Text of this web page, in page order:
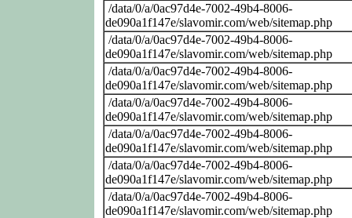
/data/0/a/0ac97d4e-7002-49b4-8006-
de090a1f147e/slavomir.com/web/sitemap.php
/data/0/a/0ac97d4e-7002-49b4-8006-
de090a1f147e/slavomir.com/web/sitemap.php
/data/0/a/0ac97d4e-7002-49b4-8006-
de090a1f147e/slavomir.com/web/sitemap.php
/data/0/a/0ac97d4e-7002-49b4-8006-
de090a1f147e/slavomir.com/web/sitemap.php
/data/0/a/0ac97d4e-7002-49b4-8006-
de090a1f147e/slavomir.com/web/sitemap.php
/data/0/a/0ac97d4e-7002-49b4-8006-
de090a1f147e/slavomir.com/web/sitemap.php
/data/0/a/0ac97d4e-7002-49b4-8006-
de090a1f147e/slavomir.com/web/sitemap.php